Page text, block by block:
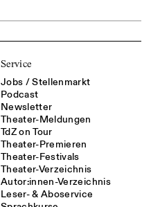
Service
Jobs / Stellenmarkt
Podcast
Newsletter
Theater-Meldungen
TdZ on Tour
Theater-Premieren
Theater-Festivals
Theater-Verzeichnis
Autor:innen-Verzeichnis
Leser- & Aboservice